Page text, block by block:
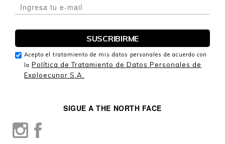
SIGUE A THE NORTH FACE
Acepto el tratamiento de mis datos personales de acuerdo con
la Política de Tratamiento de Datos Personales de
Exploecunor S.A.